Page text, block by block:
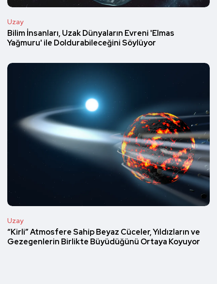
Uzay
Bilim İnsanları, Uzak Dünyaların Evreni 'Elmas
Yağmuru' ile Doldurabileceğini Söylüyor
Uzay
“Kirli” Atmosfere Sahip Beyaz Cüceler, Yıldızların ve
Gezegenlerin Birlikte Büyüdüğünü Ortaya Koyuyor